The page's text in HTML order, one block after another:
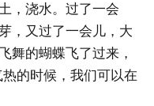
，浇水。过了一会
，又过了一会儿，大
舞的蝴蝶飞了过来，
的时候，我们可以在